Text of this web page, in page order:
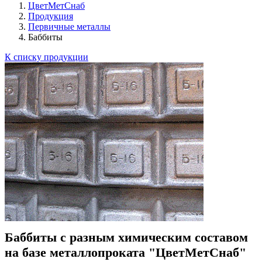
ЦветМетСнаб
Продукция
Первичные металлы
Баббиты
К списку продукции
Баббиты с разным химическим составом
на базе металлопроката "ЦветМетСнаб"